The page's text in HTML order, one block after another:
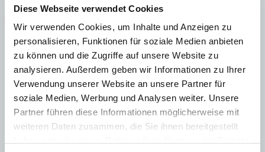
Diese Webseite verwendet Cookies
Wir verwenden Cookies, um Inhalte und Anzeigen zu
personalisieren, Funktionen für soziale Medien anbieten
zu können und die Zugriffe auf unsere Website zu
analysieren. Außerdem geben wir Informationen zu Ihrer
Verwendung unserer Website an unsere Partner für
soziale Medien, Werbung und Analysen weiter. Unsere
Partner führen diese Informationen möglicherweise mit
weiteren Daten zusammen, die Sie ihnen bereitgestellt
Ref:26212
Schlafzimmer 4 Badezimmer 4 Grundstück 2.408 m² Bebaute
Fläche 420 m²
Schlafzimmer 4 Badezimmer 4 Grundstück 2.408 m² Bebaute
Fußbodenheizung